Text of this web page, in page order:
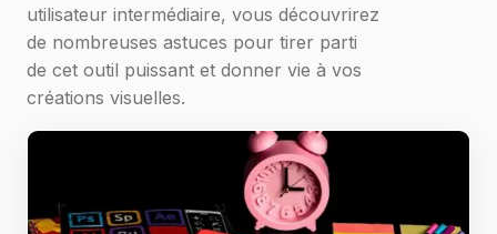
utilisateur intermédiaire, vous découvrirez
de nombreuses astuces pour tirer parti
de cet outil puissant et donner vie à vos
créations visuelles.